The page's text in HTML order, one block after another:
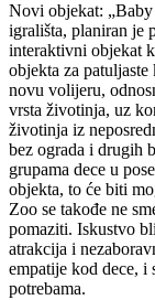
Novi objekat:
igrališta, planiran je
interaktivni objekat
objekta za
novu volijeru,
vrsta životinja, uz
životinja iz
bez ograda i drugih
grupama dece u
objekta, to će biti
Zoo se takođe ne
pomaziti. Iskustvo
atrakcija i
empatije kod dece, i
potrebama.